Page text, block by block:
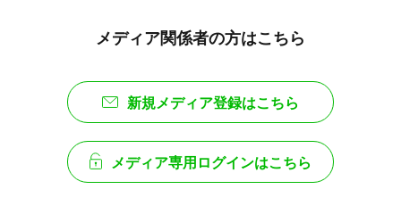
メディア関係者の方はこちら
新規メディア登録はこちら
メディア専用ログインはこちら